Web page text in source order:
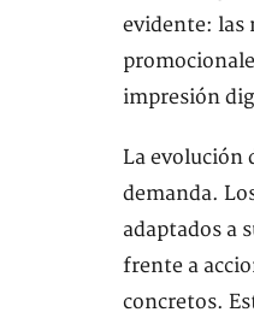
evidente: las
impresión
La evolución
demanda.
adaptados a
frente a
concretos.